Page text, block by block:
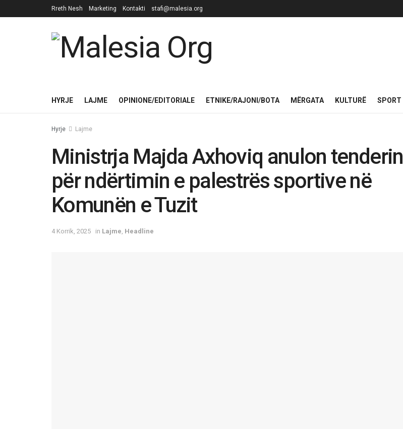
Rreth Nesh Marketing Kontakti stafi@malesia.org
HYRJE LAJME OPINIONE/EDITORIALE ETNIKE/RAJONI/BOTA MËRGATA KULTURË SPORT
Hyrje Lajme
Ministrja Majda Axhoviq anulon tenderin
për ndërtimin e palestrës sportive në
Komunën e Tuzit
4 Korrik, 2025 in Lajme Headline